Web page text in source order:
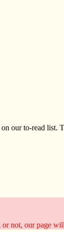
our to-read list.
not, our page